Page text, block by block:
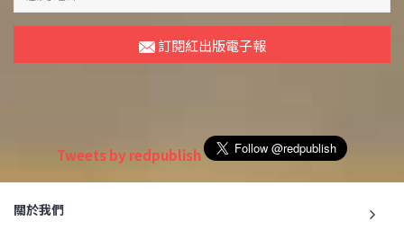
訂閱紅出版電子報
Tweets by redpublish
關於我們